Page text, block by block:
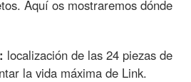
Aquí os mostraremos dónde
: localización de las 24 piezas de
la vida máxima de Link.